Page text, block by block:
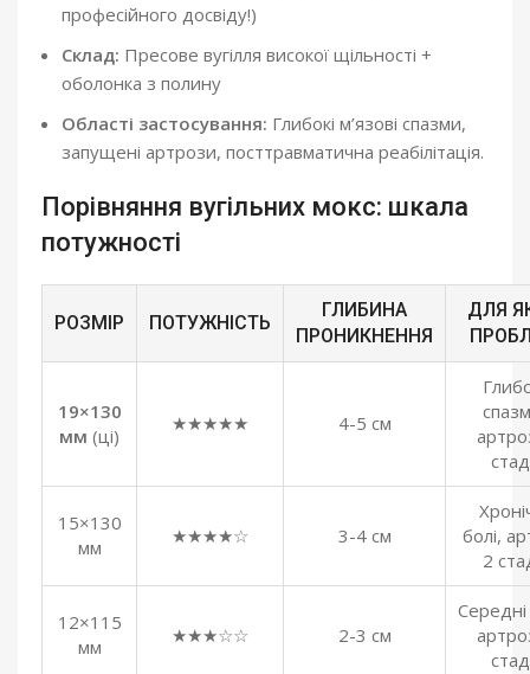
професійного досвіду!)
Склад: Пресове вугілля високої щільності +
оболонка з полину
Області застосування: Глибокі м’язові спазми,
запущені артрози, посттравматична реабілітація.
Порівняння вугільних мокс: шкала
потужності
РОЗМІР ПОТУЖНІСТЬ
ГЛИБИНА
ПРОНИКНЕННЯ
ДЛЯ
19×130
мм (ці)
★★★★★ 4-5 см
15×130
мм
★★★★☆ 3-4 см
болі,
2
12×115
мм
★★★☆☆ 2-3 см
Середні